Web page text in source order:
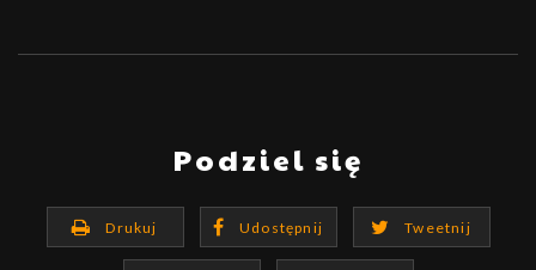
Podziel się
Drukuj Udostępnij Tweetnij